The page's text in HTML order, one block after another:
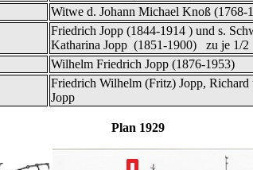
Witwe d. Johann Michael Knoß (1768-
Friedrich Jopp (1844-1914 ) und s.
Katharina Jopp (1851-1900) zu je 1/2
Wilhelm Friedrich Jopp (1876-1953)
Friedrich Wilhelm (Fritz) Jopp, Richard
Jopp
Plan 1929